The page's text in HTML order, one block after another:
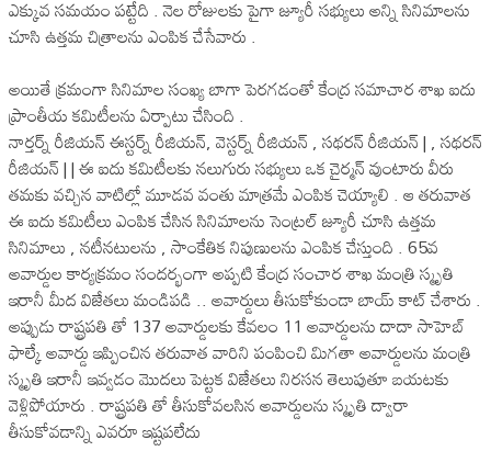
ఎక్కువ సమయం పట్టేది . నెల రోజులకు పైగా జ్యూరీ సభ్యులు అన్ని సినిమాలను
చూసి ఉత్తమ చిత్రాలను ఎంపిక చేసేవారు .
అయితే క్రమంగా సినిమాల సంఖ్య బాగా పెరగడంతో కేంద్ర సమాచార శాఖ ఐదు
ప్రాంతీయ కమిటీలను ఏర్పాటు చేసింది .
నార్తర్న్ రీజియన్ ఈస్టర్న్ రీజియన్, వెస్టర్న్ రీజియన్ , సథరన్ రీజియన్ | , సథరన్
రీజియన్ | | ఈ ఐదు కమిటీలకు నలుగురు సభ్యులు ఒక చైర్మన్ వుంటారు వీరు
తమకు వచ్చిన వాటిల్లో మూడవ వంతు మాత్రమే ఎంపిక చెయ్యాలి . ఆ తరువాత
ఈ ఐదు కమిటీలు ఎంపిక చేసిన సినిమాలను సెంట్రల్ జ్యూరీ చూసి ఉత్తమ
సినిమాలు , నటీనటులను , సాంకేతిక నిపుణులను ఎంపిక చేస్తుంది . 65వ
అవార్డుల కార్యక్రమం సందర్భంగా అప్పటి కేంద్ర సంచార శాఖ మంత్రి స్మృతి
ఇరానీ మీద విజేతలు మండిపడి .. అవార్డులు తీసుకోకుండా బాయ్ కాట్ చేశారు .
అప్పుడు రాష్ట్రపతి తో 137 అవార్డులకు కేవలం 11 అవార్డులను దాదా సాహెబ్
ఫాల్కే అవార్డు ఇప్పించిన తరువాత వారిని పంపించి మిగతా అవార్డులను మంత్రి
స్మృతి ఇరానీ ఇవ్వడం మొదలు పెట్టక విజేతలు నిరసన తెలుపుతూ బయటకు
వెళ్లిపోయారు . రాష్ట్రపతి తో తీసుకోవలసిన అవార్డులను స్మృతి ద్వారా
తీసుకోవడాన్ని ఎవరూ ఇష్టపలేదు